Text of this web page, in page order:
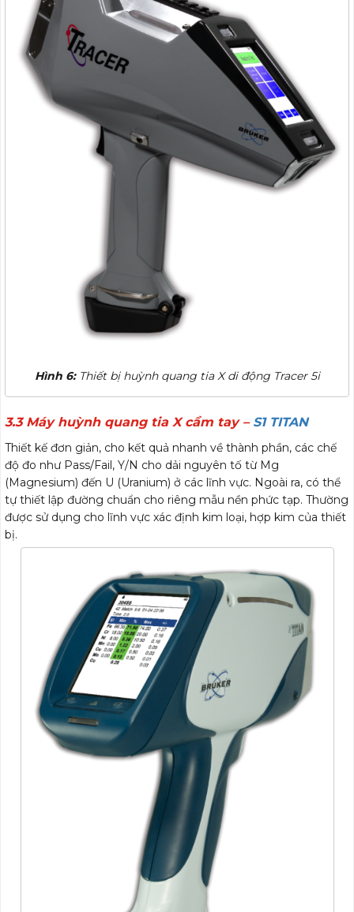
Hình 6:Thiết bị huỳnh quang tia X di động Tracer 5i
3.3 Máy huỳnh quang tia X cầm tay – S1 TITAN
Thiết kế đơn giản, cho kết quả nhanh về thành phần, các chế
độ đo như Pass/Fail, Y/N cho dải nguyên tố từ Mg
(Magnesium) đến U (Uranium) ở các lĩnh vực. Ngoài ra, có thể
tự thiết lập đường chuẩn cho riêng mẫu nền phức tạp. Thường
được sử dụng cho lĩnh vực xác định kim loại, hợp kim của thiết
bị.